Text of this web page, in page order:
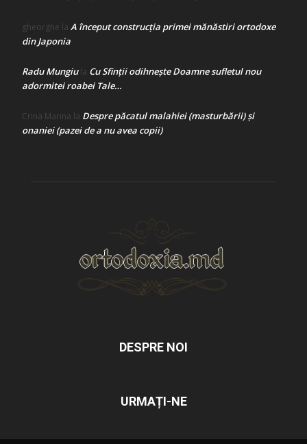
gheorghe la A început construcţia primei mănăstiri ortodoxe
din Japonia
Radu Mungiula Cu Sfinții odihnește Doamne sufletul nou
adormitei roabei Tale…
Crina Marina la Despre păcatul malahiei (masturbării) şi
onaniei (pazei de a nu avea copii)
DESPRE NOI
URMAȚI-NE